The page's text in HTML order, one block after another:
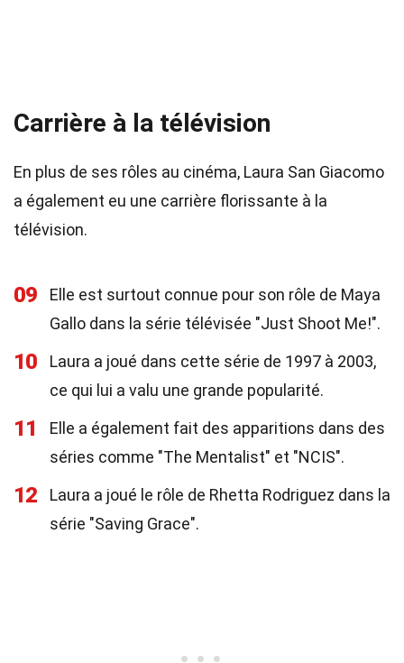
Carrière à la télévision
En plus de ses rôles au cinéma, Laura San Giacomo
a également eu une carrière florissante à la
télévision.
09
Elle est surtout connue pour son rôle de Maya
Gallo dans la série télévisée "Just Shoot Me!".
10
Laura a joué dans cette série de 1997 à 2003,
ce qui lui a valu une grande popularité.
11
Elle a également fait des apparitions dans des
séries comme "The Mentalist" et "NCIS".
12
Laura a joué le rôle de Rhetta Rodriguez dans la
série "Saving Grace".